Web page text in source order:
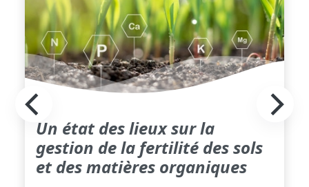
Un état des lieux sur la
gestion de la fertilité des sols
et des matières organiques